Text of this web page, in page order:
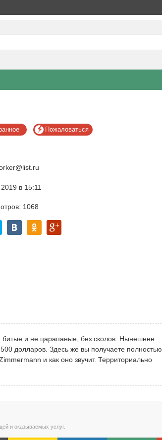
Пожаловаться
2019 в 15:11
1068
и не царапаные, без сколов. Нынешнее
долларов. Здесь же вы получаете полностью
и как оно звучит. Территориально
и оказываемых услуг.